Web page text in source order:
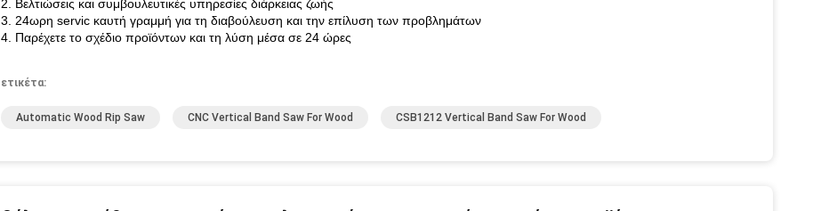
2. Βελτιώσεις και συμβουλευτικές υπηρεσίες διάρκειας ζωής
3. 24ωρη servic καυτή γραμμή για τη διαβούλευση και την επίλυση των προβλημάτων
4. Παρέχετε το σχέδιο προϊόντων και τη λύση μέσα σε 24 ώρες
ετικέτα:
Automatic Wood Rip Saw CNC Vertical Band Saw For Wood CSB1212 Vertical Band Saw For Wood